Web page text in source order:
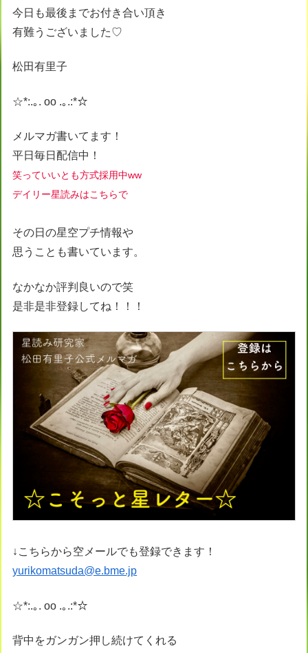
今日も最後までお付き合い頂き
有難うございました♡
松田有里子
☆*:.｡. oo .｡.:*☆
メルマガ書いてます！
平日毎日配信中！
笑っていいとも方式採用中ww
デイリー星読みはこちらで
その日の星空プチ情報や
思うことも書いています。
なかなか評判良いので笑
是非是非登録してね！！！
↓こちらから空メールでも登録できます！
yurikomatsuda@e.bme.jp
☆*:.｡. oo .｡.:*☆
背中をガンガン押し続けてくれる